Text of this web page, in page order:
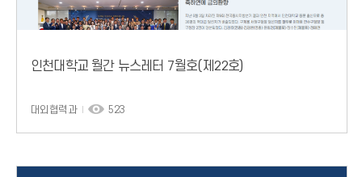
인천대학교 월간 뉴스레터 7월호(제22호)
대외협력과 523